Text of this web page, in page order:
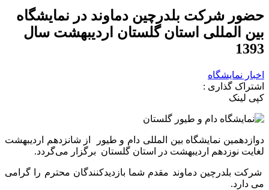
حضور شركت بلدرچین دماوند در نمایشگاه
بین المللی استان گلستان اردیبهشت سال
1393
اخبار نمایشگاه
اشتراک گذاری :
کپی لینک
دوازدهمین نمایشگاه بین المللی دام و طیور از شانزدهم اردیبهشت
لغایت نوزدهم اردیبهشت در استان گلستان برگزار می‌گردد.
شركت بلدرچین دماوند مقدم شما بازدیدکنندگان محترم را گرامی
می دارد.